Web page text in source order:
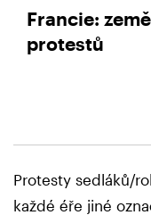
Francie:
protestů
Protesty sedláků/
každé éře jiné